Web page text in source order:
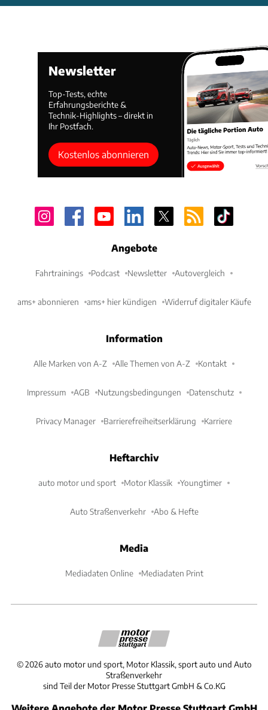
Newsletter
Top-Tests, echte
Erfahrungsberichte &
Technik-Highlights – direkt in
Ihr Postfach.
Kostenlos abonnieren
Angebote
Fahrtrainings Podcast Newsletter Autovergleich
ams+ abonnieren ams+ hier kündigen Widerruf digitaler Käufe
Information
Alle Marken von A-Z Alle Themen von A-Z Kontakt
Impressum AGB Nutzungsbedingungen Datenschutz
Privacy Manager Barrierefreiheitserklärung Karriere
Heftarchiv
auto motor und sport Motor Klassik Youngtimer
Auto Straßenverkehr Abo & Hefte
Media
Mediadaten Online Mediadaten Print
©2026 auto motor und sport, Motor Klassik, sport auto und Auto
Straßenverkehr
sind Teil der Motor Presse Stuttgart GmbH & Co.KG
Weitere Angebote der Motor Presse Stuttgart GmbH